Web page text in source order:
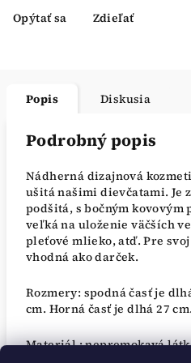
Opýtať sa Zdieľať
Popis Diskusia
Podrobný popis
Nádherná dizajnová
ušitá našimi dievčatami. Je
podšitá, s bočným kovovým
veľká na uloženie väčších
pleťové mlieko, atď. Pre
vhodná ako darček.
Rozmery: spodná časť je
cm. Horná časť je dlhá 27
Materiál : nepremokavá